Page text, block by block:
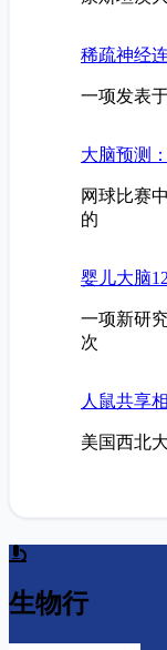
稀疏神经
一项发表
大脑预测
网球比赛
的
婴儿大脑
一项新研
次
人鼠共享
美国西北
生物行